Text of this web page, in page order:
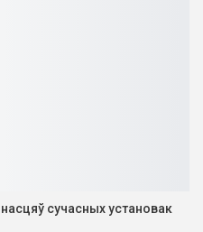
сучасных установак